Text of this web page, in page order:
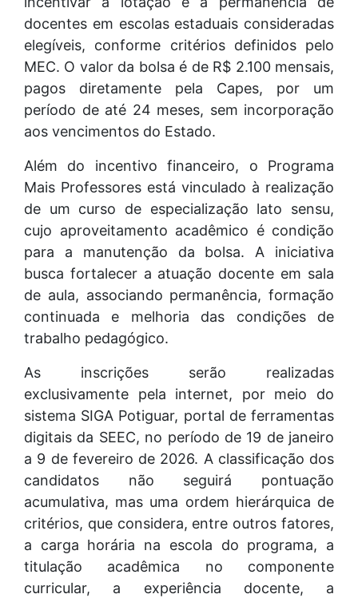
docentes em escolas estaduais consideradas
elegíveis, conforme critérios definidos pelo
MEC. O valor da bolsa é de R$ 2.100 mensais,
pagos diretamente pela Capes, por um
período de até 24 meses, sem incorporação
aos vencimentos do Estado.
Além do incentivo financeiro, o Programa
Mais Professores está vinculado à realização
de um curso de especialização lato sensu,
cujo aproveitamento acadêmico é condição
para a manutenção da bolsa. A iniciativa
busca fortalecer a atuação docente em sala
de aula, associando permanência, formação
continuada e melhoria das condições de
trabalho pedagógico.
As inscrições serão realizadas
exclusivamente pela internet, por meio do
sistema SIGA Potiguar, portal de ferramentas
digitais da SEEC, no período de 19 de janeiro
a 9 de fevereiro de 2026. A classificação dos
candidatos não seguirá pontuação
acumulativa, mas uma ordem hierárquica de
critérios, que considera, entre outros fatores,
a carga horária na escola do programa, a
titulação acadêmica no componente
curricular, a experiência docente, a